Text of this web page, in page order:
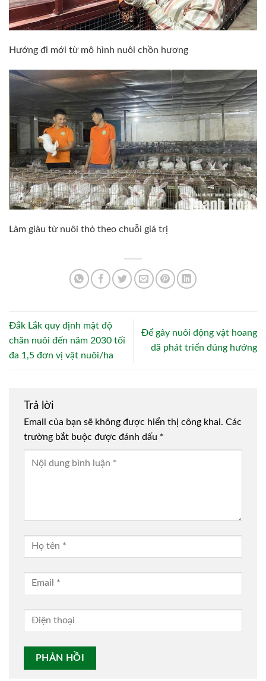
Hướng đi mới từ mô hình nuôi chồn hương
Làm giàu từ nuôi thỏ theo chuỗi giá trị
Đắk Lắk quy định mật độ
chăn nuôi đến năm 2030 tối
đa 1,5 đơn vị vật nuôi/ha
Để gây nuôi động vật hoang
dã phát triển đúng hướng
Trả lời
Email của bạn sẽ không được hiển thị công khai. Các
trường bắt buộc được đánh dấu *